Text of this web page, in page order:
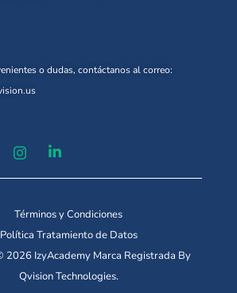
o dudas, contáctanos al correo:
Términos y Condiciones
Política Tratamiento de Datos
IzyAcademy Marca Registrada By
Qvision Technologies.